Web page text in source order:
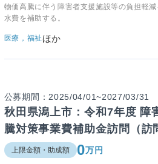
物価高騰に伴う障害者支援施設等の負担軽
水費を補助する。
医療，福祉ほか
公募期間：2025/04/01~2027/03/31
秋田県潟上市：令和7年度 障
騰対策事業費補助金訪問（訪
上限金額・助成額 0万円